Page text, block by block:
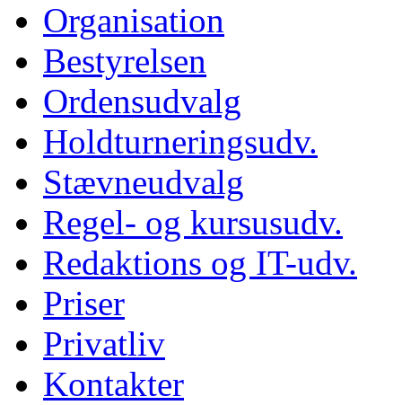
Organisation
Bestyrelsen
Ordensudvalg
Holdturneringsudv.
Stævneudvalg
Regel- og kursusudv.
Redaktions og IT-udv.
Priser
Privatliv
Kontakter